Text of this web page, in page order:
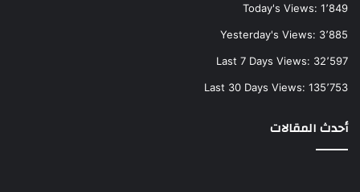
Today's Views: 1٬849
Yesterday's Views: 3٬885
Last 7 Days Views: 32٬597
Last 30 Days Views: 135٬753
أحدث المقالات